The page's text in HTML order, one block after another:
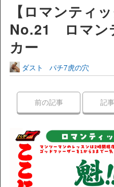
【ロマンティ
No.21 ロマン
カー
ダスト パチ7虎の穴
前の記事 記